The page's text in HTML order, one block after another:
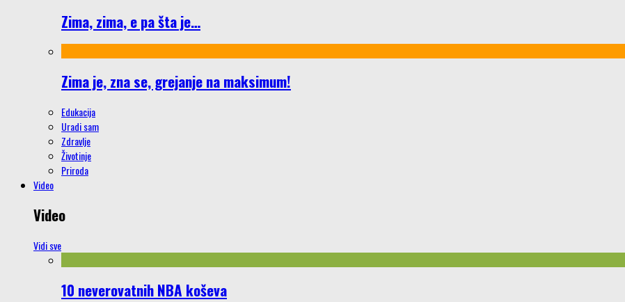
Zima, zima, e pa šta je…
Zima je, zna se, grejanje na maksimum!
Edukacija
Uradi sam
Zdravlje
Životinje
Priroda
Video
Video
Vidi sve
10 neverovatnih NBA koševa